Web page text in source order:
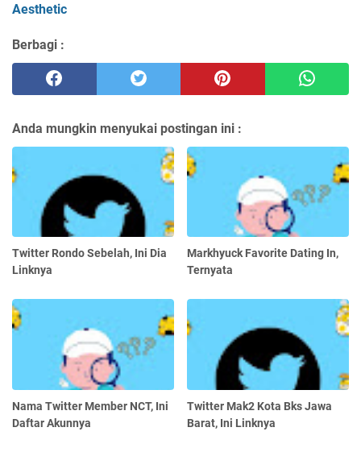
Aesthetic
Berbagi :
Anda mungkin menyukai postingan ini :
Twitter Rondo Sebelah, Ini Dia
Linknya
Markhyuck Favorite Dating In,
Ternyata
Nama Twitter Member NCT, Ini
Daftar Akunnya
Twitter Mak2 Kota Bks Jawa
Barat, Ini Linknya